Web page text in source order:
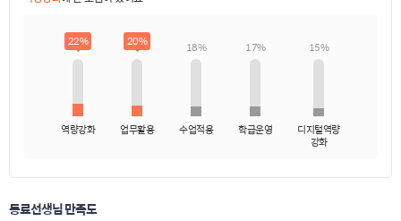
22%
역량강화
20%
업무활용
18%
수업적용
17%
학급운영
15%
디지털역량
강화
동료선생님 만족도